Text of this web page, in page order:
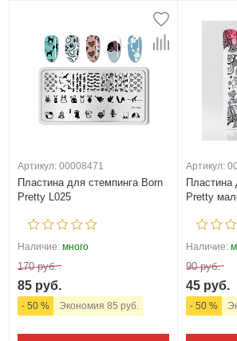
Артикул: 00008471
Пластина для стемпинга Born
Pretty L025
Наличие: много
170 руб.
85 руб.
- 50 % Экономия 85 руб.
Артикул:
Пластина
Pretty
Наличие:
90 руб.
45 руб.
- 50 %